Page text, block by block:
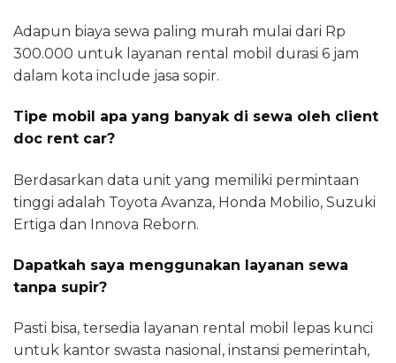
Adapun biaya sewa paling murah mulai dari Rp
300.000 untuk layanan rental mobil durasi 6 jam
dalam kota include jasa sopir.
Tipe mobil apa yang banyak di sewa oleh client
doc rent car?
Berdasarkan data unit yang memiliki permintaan
tinggi adalah Toyota Avanza, Honda Mobilio, Suzuki
Ertiga dan Innova Reborn.
Dapatkah saya menggunakan layanan sewa
tanpa supir?
Pasti bisa, tersedia layanan rental mobil lepas kunci
untuk kantor swasta nasional, instansi pemerintah,